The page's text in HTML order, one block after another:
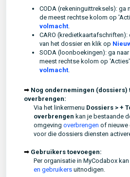
CODA (rekeninguittreksels): ga
de meest rechtse kolom op
volmacht
CARO (kredietkaartafschriften):
van het dossier en klik op
SODA (loonboekingen): ga naar
meest rechtse kolom op
volmacht
➟ Nog ondernemingen (dossiers)
overbrengen:
Via het linkermenu Dossiers > +
overbrengen kan je bestaande
omgeving overbrengen of
voor die dossiers diensten
➟ Gebruikers toevoegen:
Per organisatie in MyCodabox
en gebruikers uitnodigen.